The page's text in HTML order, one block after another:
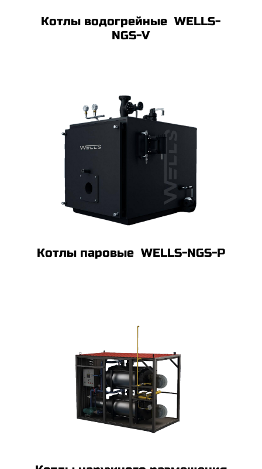
Котлы водогрейные WELLS-
NGS-V
Котлы паровые WELLS-NGS-P